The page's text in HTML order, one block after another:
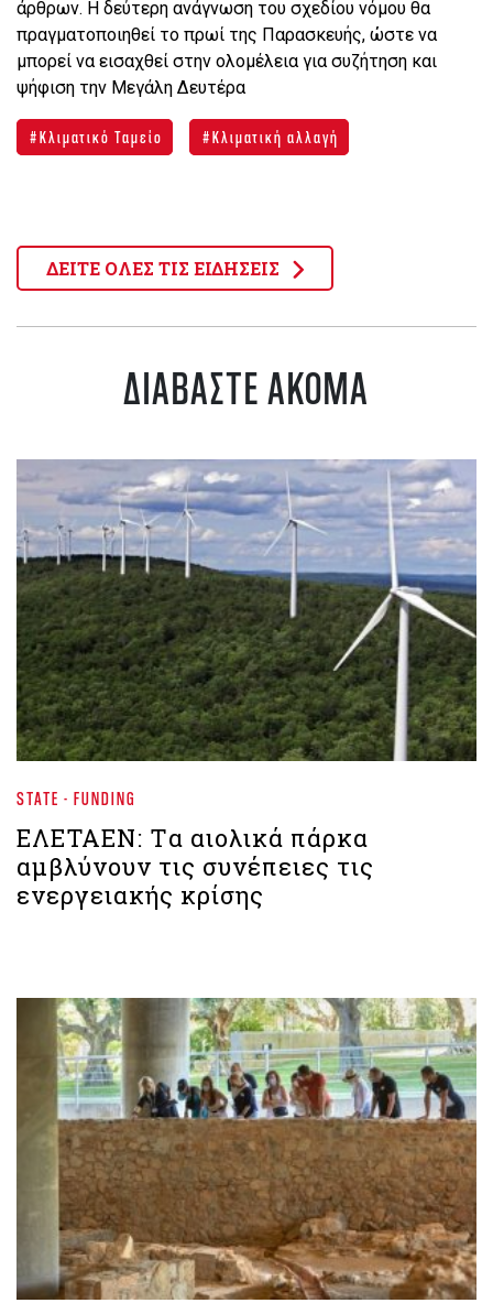
άρθρων. Η δεύτερη ανάγνωση του σχεδίου νόμου θα
πραγματοποιηθεί το πρωί της Παρασκευής, ώστε να
μπορεί να εισαχθεί στην ολομέλεια για συζήτηση και
ψήφιση την Μεγάλη Δευτέρα
Κλιματικό Ταμείο Κλιματική αλλαγή
ΔΕΙΤΕ ΟΛΕΣ ΤΙΣ ΕΙΔΗΣΕΙΣ
ΔΙΑΒΑΣΤΕ ΑΚΟΜΑ
STATE - FUNDING
ΕΛΕΤΑΕΝ: Tα αιολικά πάρκα
αμβλύνουν τις συνέπειες τις
ενεργειακής κρίσης